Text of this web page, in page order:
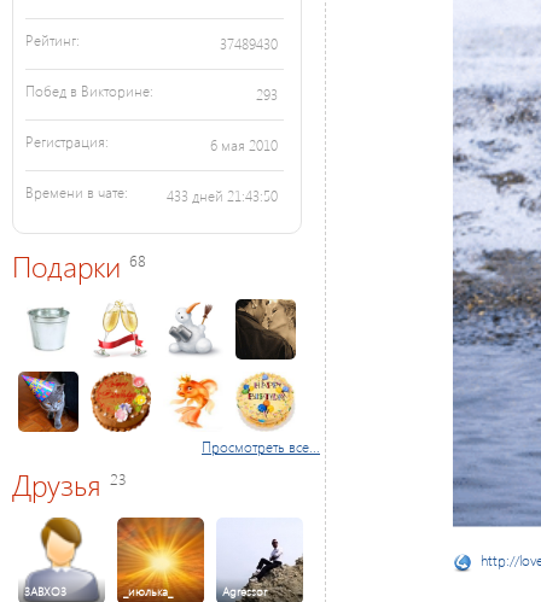
Рейтинг: 37489430
Побед в Викторине: 293
Регистрация: 6 мая 2010
Времени в чате: 433 дней 21:43:50
Подарки 68
Просмотреть все...
Друзья 23
3ABXO3 _июлька_ Agressor
http://